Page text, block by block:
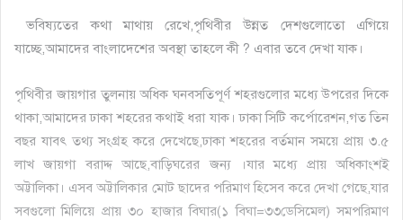
ভবিষ্যতের কথা মাথায় রেখে,পৃথিবীর উন্নত দেশগুলোতো এগিয়ে
যাচ্ছে,আমাদের বাংলাদেশের অবস্থা তাহলে কী ? এবার তবে দেখা যাক।
পৃথিবীর জায়গার তুলনায় অধিক ঘনবসতিপূর্ণ শহরগুলোর মধ্যে উপরের দিকে
থাকা,আমাদের ঢাকা শহরের কথাই ধরা যাক। ঢাকা সিটি কর্পোরেশন,গত তিন
বছর যাবৎ তথ্য সংগ্রহ করে দেখেছে,ঢাকা শহরের বর্তমান সময়ে প্রায় ৩.৫
লাখ জায়গা বরাদ্দ আছে,বাড়িঘরের জন্য ।যার মধ্যে প্রায় অধিকাংশই
অট্টালিকা। এসব অট্টালিকার মোট ছাদের পরিমাণ হিসেব করে দেখা গেছে,যার
সবগুলো মিলিয়ে প্রায় ৩০ হাজার বিঘার(১ বিঘা=৩৩ডেসিমেল) সমপরিমাণ